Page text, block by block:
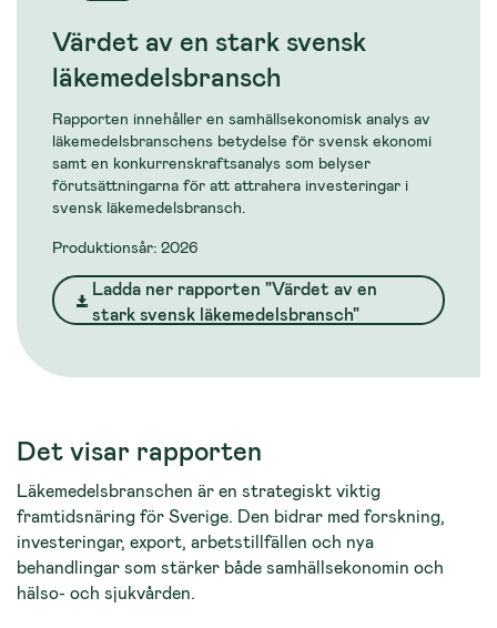
Värdet av en stark svensk
läkemedelsbransch
Rapporten innehåller en samhällsekonomisk analys av
läkemedelsbranschens betydelse för svensk ekonomi
samt en konkurrenskraftsanalys som belyser
förutsättningarna för att attrahera investeringar i
svensk läkemedelsbransch.
Produktionsår: 2026
Ladda ner rapporten "Värdet av en
stark svensk läkemedelsbransch"
Det visar rapporten
Läkemedelsbranschen är en strategiskt viktig
framtidsnäring för Sverige. Den bidrar med forskning,
investeringar, export, arbetstillfällen och nya
behandlingar som stärker både samhällsekonomin och
hälso- och sjukvården.